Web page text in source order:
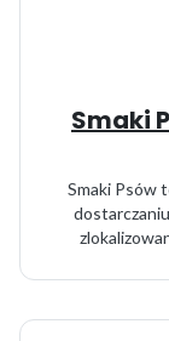
Smaki
Smaki Psów